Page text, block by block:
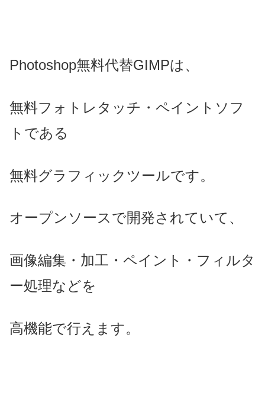
Photoshop無料代替GIMPは、
無料フォトレタッチ・ペイントソフ
トである
無料グラフィックツールです。
オープンソースで開発されていて、
画像編集・加工・ペイント・フィルタ
ー処理などを
高機能で行えます。